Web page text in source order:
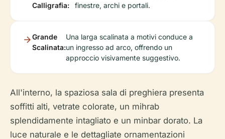
Calligrafia:
finestre, archi e portali.
Grande
Scalinata:
Una larga scalinata a motivi conduce a
un ingresso ad arco, offrendo un
approccio visivamente suggestivo.
All'interno, la spaziosa sala di preghiera presenta
soffitti alti, vetrate colorate, un mihrab
splendidamente intagliato e un minbar dorato. La
luce naturale e le dettagliate ornamentazioni